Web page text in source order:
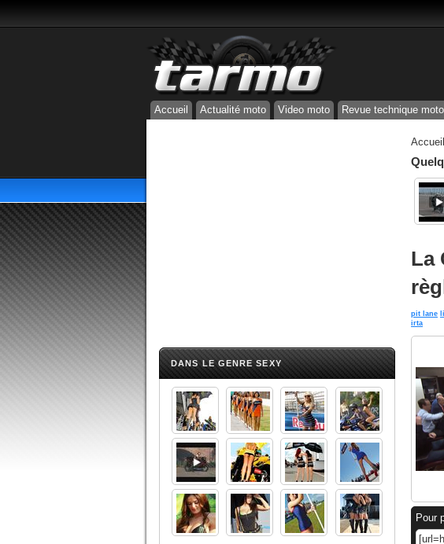
Accueil Actualité moto Video moto Revue technique moto
DANS LE GENRE SEXY
Accueil
La
pit lane
irta
Pour